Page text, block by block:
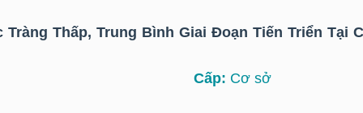
Thấp, Trung Bình Giai Đoạn Tiến Triển Tại
Cấp: Cơ sở